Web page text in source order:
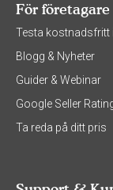
För företagare
Testa kostnadsfritt
Blogg & Nyheter
Guider & Webinar
Google Seller
Ta reda på ditt pris